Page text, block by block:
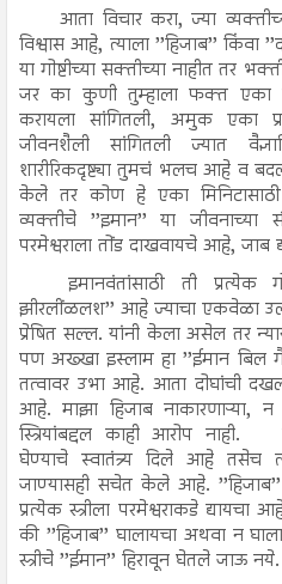
आता विचार करा, ज्या
विश्वास आहे, त्याला ’’हिजाब’’ किंवा
या गोष्टीच्या सक्तीच्या नाहीत तर
जर का कुणी तुम्हाला फक्त एका
करायला सांगितली, अमुक एका
जीवनशैली सांगितली ज्यात
शारीरिकदृष्ट्या तुमचं भलच आहे व
केले तर कोण हे एका
व्यक्तीचे ’’इमान’’ या
परमेश्वराला तोंड दाखवायचे आहे, जाब
इमानवंतांसाठी ती प्रत्येक
झीरलींळलश’’ आहे ज्याचा एकवेळा
प्रेषित सल्ल. यांनी केला असेल तर
पण अख्खा इस्लाम हा ’’ईमान बिल
तत्वावर उभा आहे. आता दोघांची
आहे. माझा हिजाब नाकारणाऱ्या,
स्त्रियांबद्दल काही आरोप नाही.
घेण्याचे स्वातंत्र्य दिले आहे तसेच
जाण्यासही सचेत केले आहे.
प्रत्येक स्त्रीला परमेश्वराकडे
की ’’हिजाब’’ घालायचा अथवा न
स्त्रीचे ’’ईमान’’ हिरावून घेतले जाऊ नये.